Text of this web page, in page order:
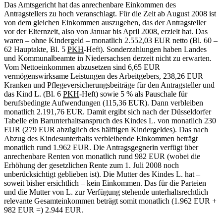
Das Amtsgericht hat das anrechenbare Einkommen des
Antragstellers zu hoch veranschlagt. Für die Zeit ab August 2008 ist
von dem gleichen Einkommen auszugehen, das der Antragsteller
vor der Elternzeit, also von Januar bis April 2008, erzielt hat. Das
waren – ohne Kindergeld – monatlich 2.552,03 EUR netto (Bl. 60 –
62 Hauptakte, Bl. 5 PKH-Heft). Sonderzahlungen haben Landes
und Kommunalbeamte in Niedersachsen derzeit nicht zu erwarten.
Vom Nettoeinkommen abzusetzen sind 6,65 EUR
vermögenswirksame Leistungen des Arbeitgebers, 238,26 EUR
Kranken und Pflegeversicherungsbeiträge für den Antragsteller und
das Kind L. (Bl. 6 PKH-Heft) sowie 5 % als Pauschale für
berufsbedingte Aufwendungen (115,36 EUR). Dann verbleiben
monatlich 2.191,76 EUR. Damit ergibt sich nach der Düsseldorfer
Tabelle ein Barunterhaltsanspruch des Kindes L. von monatlich 230
EUR (279 EUR abzüglich des hälftigen Kindergeldes). Das nach
Abzug des Kindesunterhalts verbleibende Einkommen beträgt
monatlich rund 1.962 EUR. Die Antragsgegnerin verfügt über
anrechenbare Renten von monatlich rund 982 EUR (wobei die
Erhöhung der gesetzlichen Rente zum 1. Juli 2008 noch
unberücksichtigt geblieben ist). Die Mutter des Kindes L. hat –
soweit bisher ersichtlich – kein Einkommen. Das für die Parteien
und die Mutter von L. zur Verfügung stehende unterhaltsrechtlich
relevante Gesamteinkommen beträgt somit monatlich (1.962 EUR +
982 EUR =) 2.944 EUR.